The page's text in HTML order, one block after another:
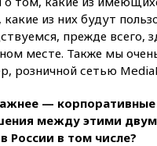
какие из них будут
прежде
месте. Также мы
розничной сетью
— корпоративные
между этими
России в том числе?